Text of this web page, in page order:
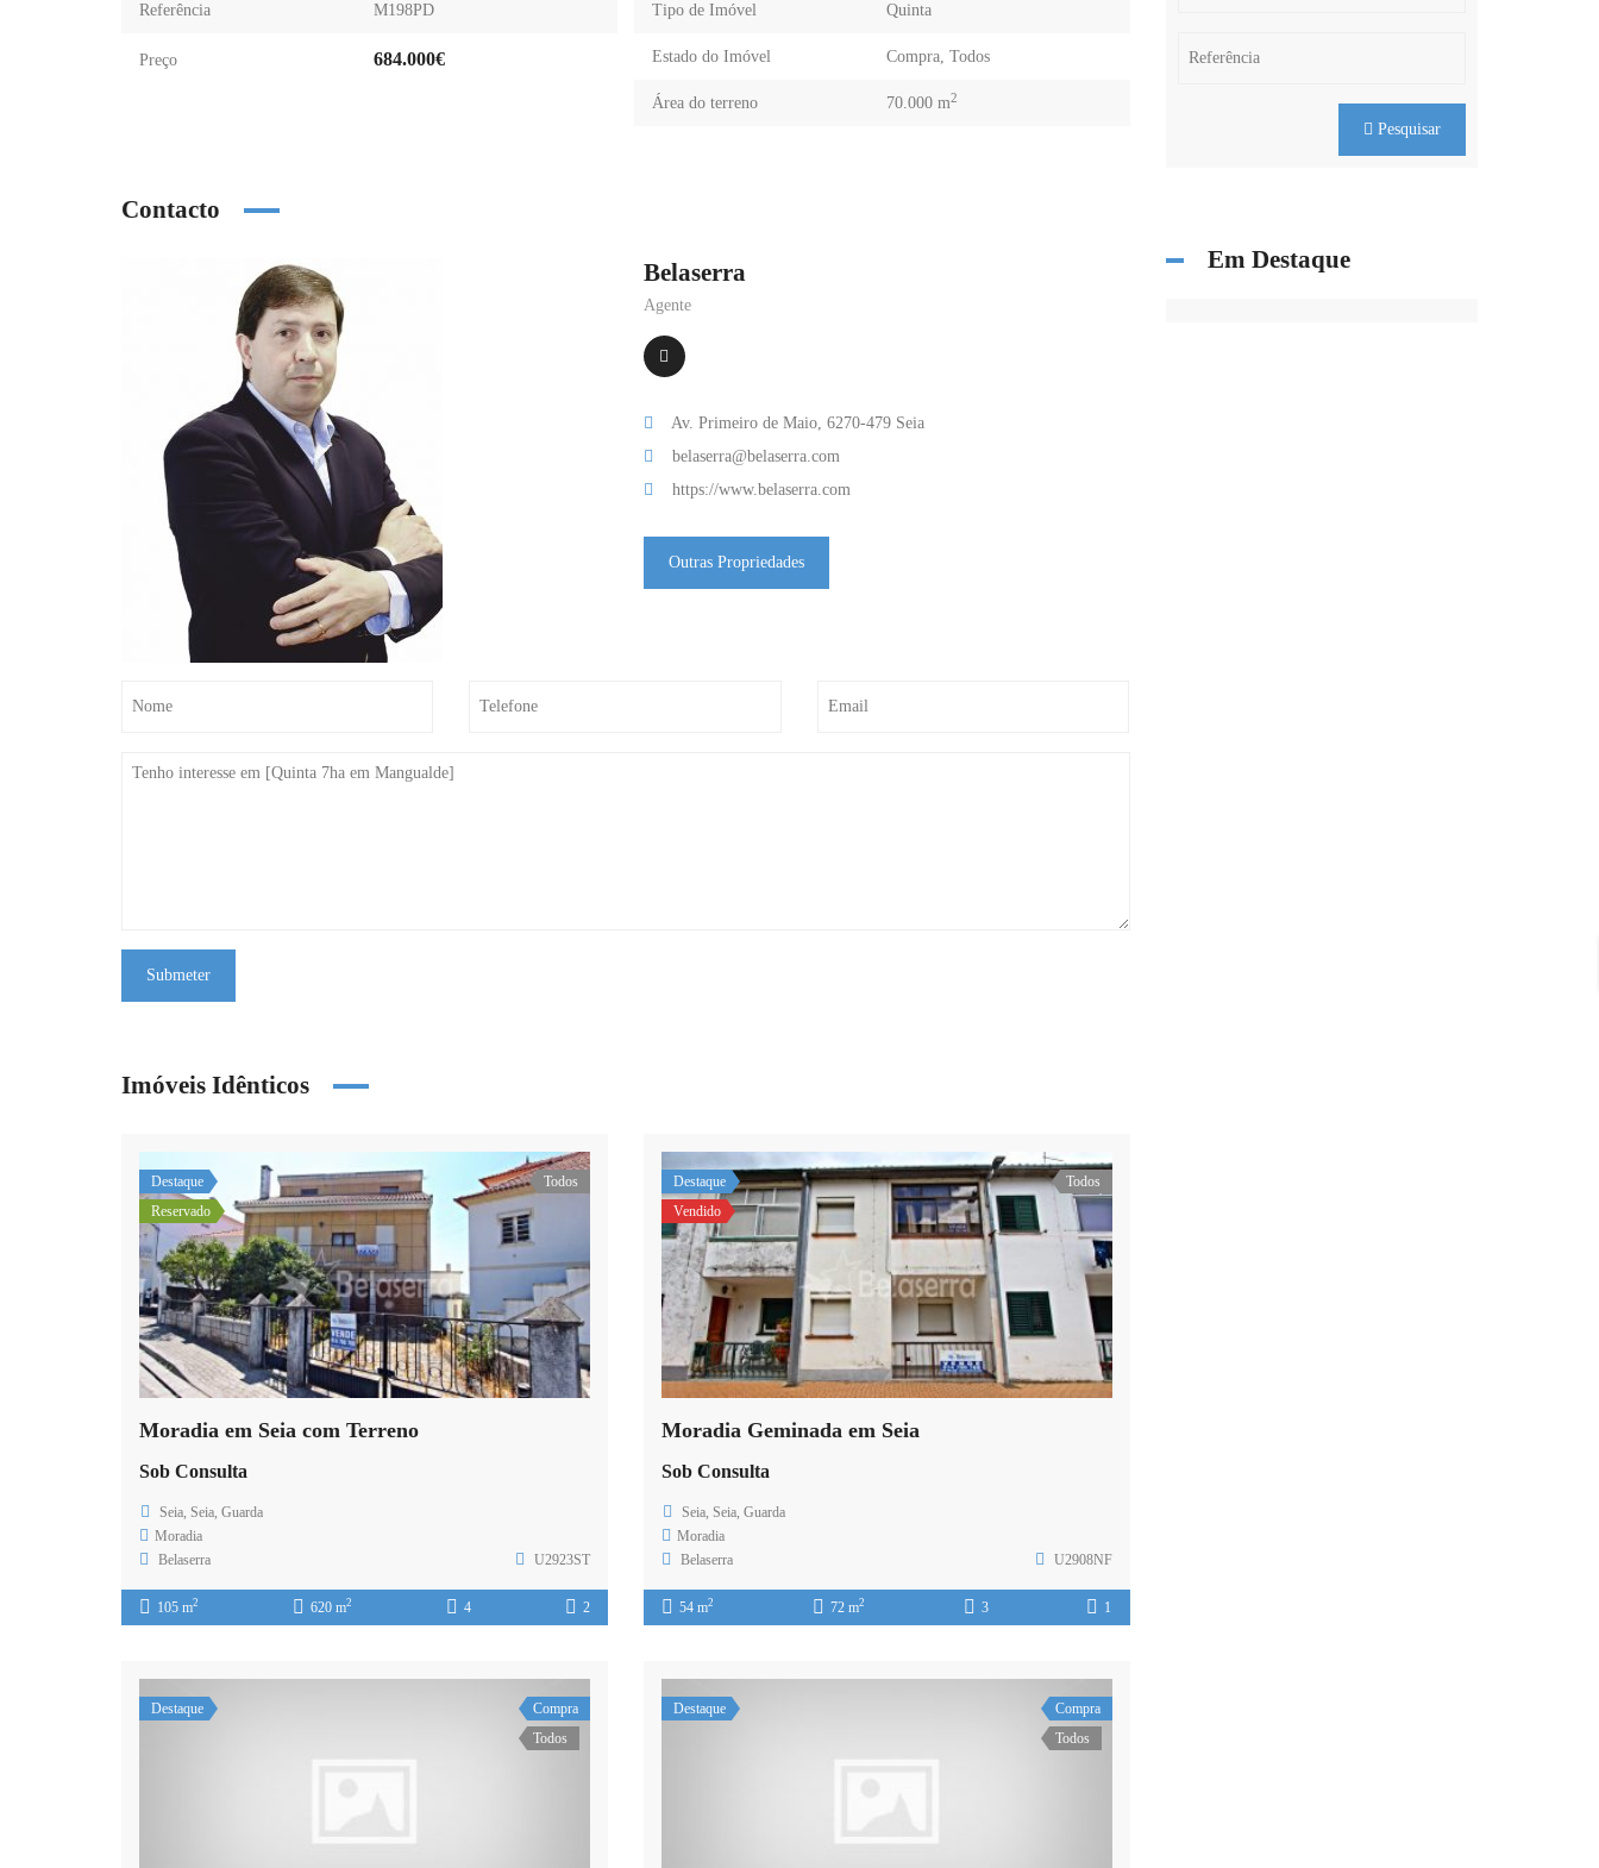
Referência M198PD
Preço 684.000€
Tipo de Imóvel Quinta
Estado do Imóvel Compra,Todos
Área do terreno 70.000 m2
Contacto
Belaserra
Agente
Av. Primeiro de Maio, 6270-479 Seia
belaserra@belaserra.com
https://www.belaserra.com
Outras Propriedades
Submeter
Imóveis Idênticos
Destaque
Reservado
Todos
Moradia em Seia com Terreno
Sob Consulta
Seia, Seia, Guarda
Moradia
Belaserra
U2923ST
105 m2 620 m2 4 2
Destaque
Vendido
Todos
Moradia Geminada em Seia
Sob Consulta
Seia, Seia, Guarda
Moradia
Belaserra
U2908NF
54 m2 72 m2 3 1
Destaque
Compra
Todos
Destaque
Compra
Todos
Pesquisar
Em Destaque